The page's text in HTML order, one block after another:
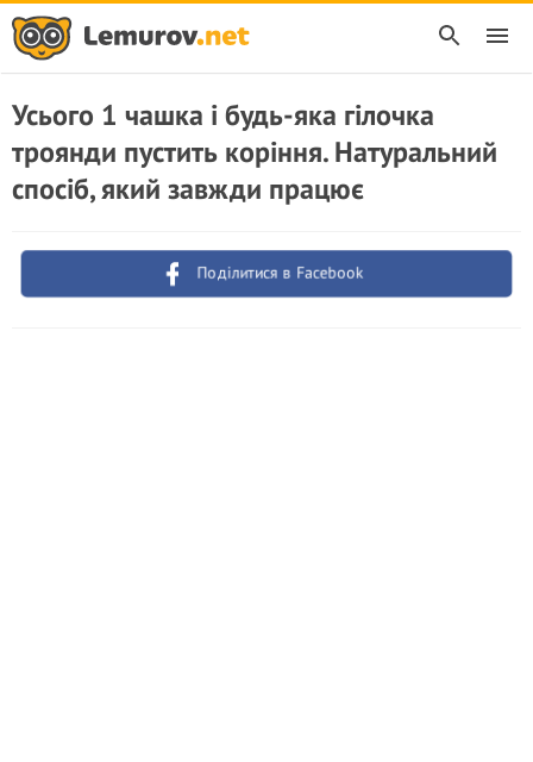
Усього 1 чашка і будь-яка гілочка
троянди пустить коріння. Натуральний
спосіб, який завжди працює
Поділитися в Facebook